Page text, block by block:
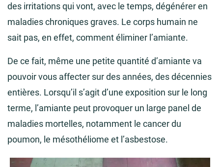
des irritations qui vont, avec le temps, dégénérer en
maladies chroniques graves. Le corps humain ne
sait pas, en effet, comment éliminer l’amiante.
De ce fait, même une petite quantité d’amiante va
pouvoir vous affecter sur des années, des décennies
entières. Lorsqu’il s’agit d’une exposition sur le long
terme, l’amiante peut provoquer un large panel de
maladies mortelles, notamment le cancer du
poumon, le mésothéliome et l’asbestose.